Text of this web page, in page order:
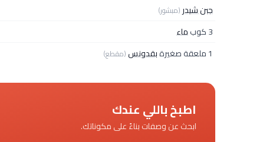
جبن شيدر (مبشور)
3 كوب
ماء
1 ملعقة صغيرة
بقدونس(مقطع)
اطبخ باللي عندك
ابحث عن وصفات بناءً على مكوناتك.